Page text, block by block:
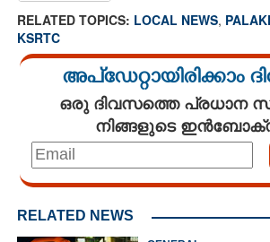
RELATED TOPICS: LOCAL NEWS,
KSRTC
അപ്ഡേറ്റായിരിക്കാം
ഒരു ദിവസത്തെ പ്രധാന
നിങ്ങളുടെ
RELATED NEWS